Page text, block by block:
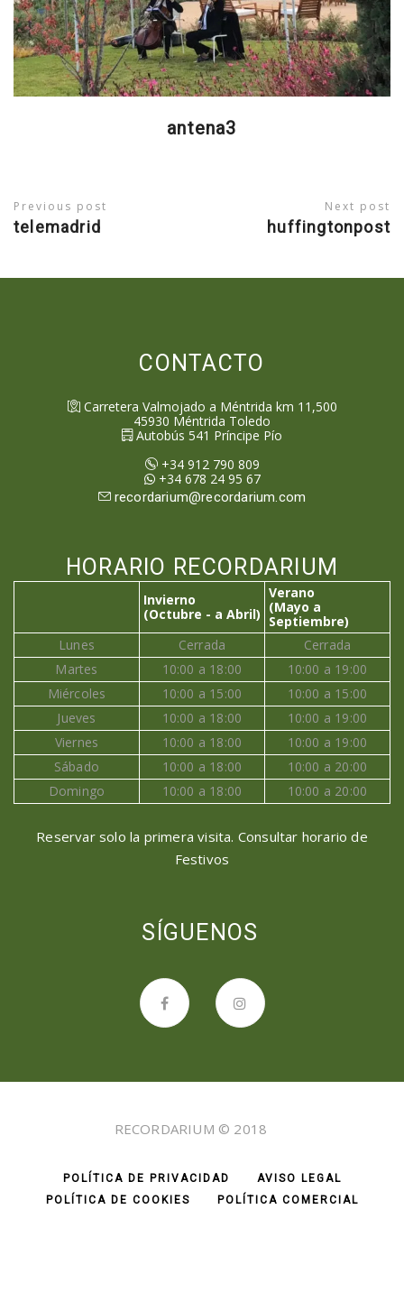
antena3
Previous post
telemadrid
Next post
huffingtonpost
CONTACTO
Carretera Valmojado a Méntrida km 11,500
45930 Méntrida Toledo
Autobús 541 Príncipe Pío
+34 912 790 809
+34 678 24 95 67
recordarium@recordarium.com
HORARIO RECORDARIUM
Invierno
(Octubre - a Abril)
Verano
(Mayo a
Septiembre)
Lunes
Cerrada
Cerrada
Martes
10:00 a 18:00
10:00 a 19:00
Miércoles
10:00 a 15:00
10:00 a 15:00
Jueves
10:00 a 18:00
10:00 a 19:00
Viernes
10:00 a 18:00
10:00 a 19:00
Sábado
10:00 a 18:00
10:00 a 20:00
Domingo
10:00 a 18:00 10:00 a 20:00
Reservar solo la primera visita. Consultar horario de
Festivos
SÍGUENOS
RECORDARIUM © 2018
POLÍTICA DE PRIVACIDAD
AVISO LEGAL
POLÍTICA DE COOKIES
POLÍTICA COMERCIAL